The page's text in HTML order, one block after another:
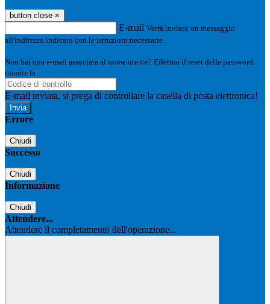
button close ×
E-mail Verrà inviato un messaggio
all'indirizzo indicato con le istruzioni necessarie.
Non hai una e-mail associata al nome utente? Effettua il reset della password
tramite la
E-mail inviata, si prega di controllare la casella di posta elettronica!
Errore
Chiudi
Successo
Chiudi
Informazione
Chiudi
Attendere...
Attendere il completamento dell'operazione...